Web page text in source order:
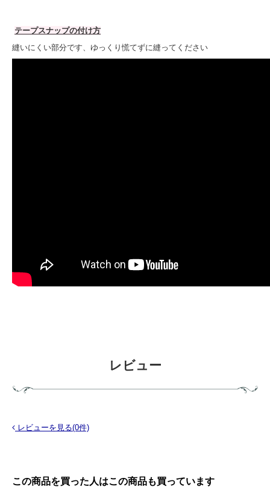
テープスナップの付け方
縫いにくい部分です、ゆっくり慌てずに縫ってください
レビュー
レビューを見る(0件)
この商品を買った人はこの商品も買っています